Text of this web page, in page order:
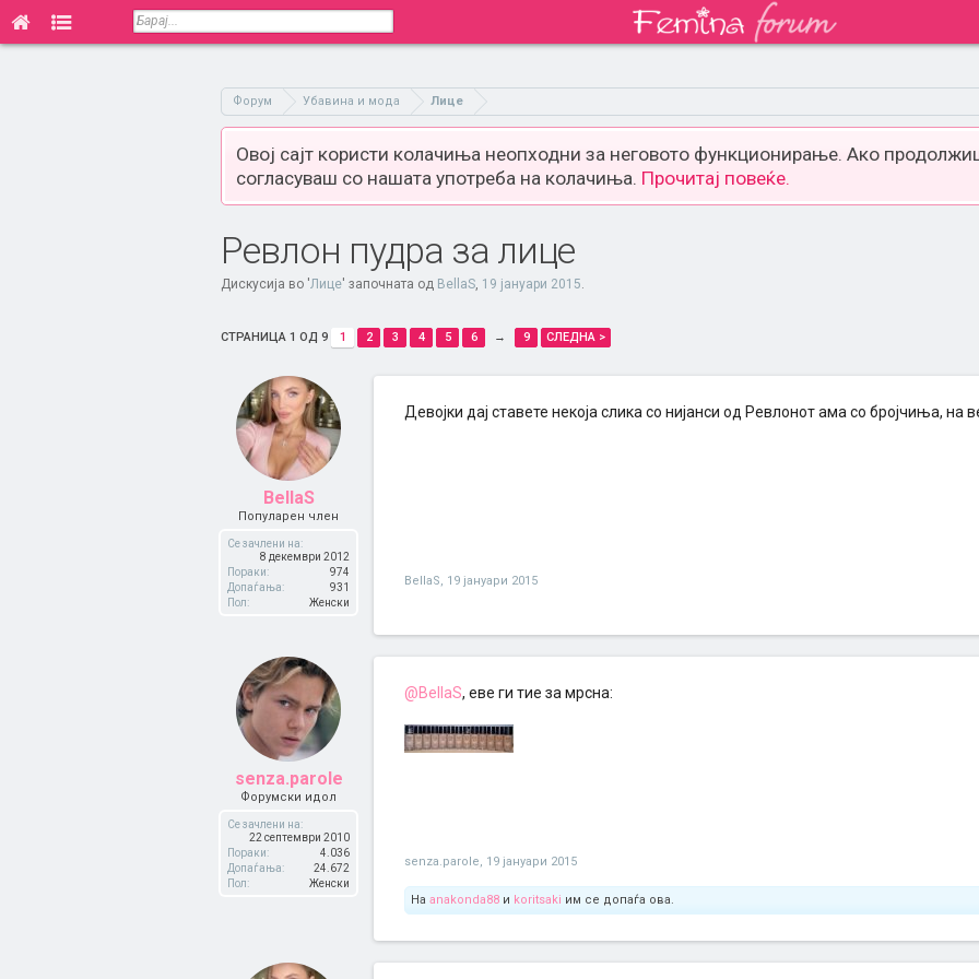
Форум Убавина и мода Лице
Овој сајт користи колачиња неопходни за неговото функционирање. Ако
согласуваш со нашата употреба на колачиња. Прочитај повеќе.
Ревлон пудра за лице
Дискусија во 'Лице' започната од BellaS, 19 јануари 2015.
СТРАНИЦА 1 ОД 9 1 2 3 4 5 6 → 9 СЛЕДНА >
BellaS
Популарен член
Се зачлени на:
8 декември 2012
Пораки:
974
Допаѓања:
931
Пол:
Женски
Девојки дај ставете некоја слика со нијанси од Ревлонот ама со бројчиња, на
BellaS, 19 јануари 2015
senza.parole
Форумски идол
Се зачлени на:
22 септември 2010
Пораки:
4.036
Допаѓања:
24.672
Пол:
Женски
@BellaS, еве ги тие за мрсна:
senza.parole, 19 јануари 2015
На anakonda88 и koritsaki им се допаѓа ова.